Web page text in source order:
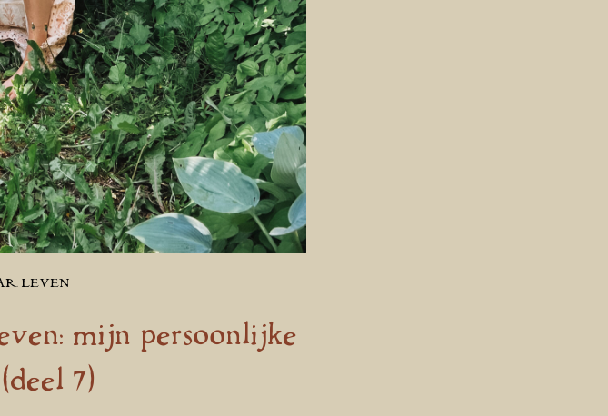
LEVEN
mijn persoonlijke
7)